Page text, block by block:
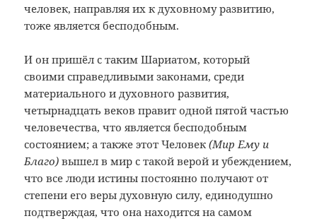
человек, направляя их к духовному развитию,
тоже является бесподобным.
И он пришёл с таким Шариатом, который
своими справедливыми законами, среди
материального и духовного развития,
четырнадцать веков правит одной пятой частью
человечества, что является бесподобным
состоянием; а также этот Человек(Мир Ему и
Благо) вышел в мир с такой верой и убеждением,
что все люди истины постоянно получают от
степени его веры духовную силу, единодушно
подтверждая, что она находится на самом